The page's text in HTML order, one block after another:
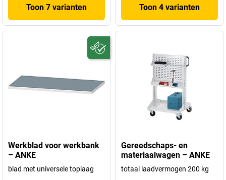
Toon 7 varianten Toon 4 varianten
Werkblad voor werkbank
– ANKE
blad met universele toplaag
Gereedschaps- en
materiaalwagen – ANKE
totaal laadvermogen 200 kg